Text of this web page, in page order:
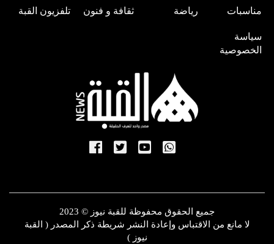
مناسبات رياضة ثقافة و فنون تلفزيون القبة
سياسة
الخصوصية
جميع الحقوق محفوظة للقبة نيوز © 2023
لا مانع من الاقتباس وإعادة النشر شريطة ذكر المصدر ( القبة
نيوز )